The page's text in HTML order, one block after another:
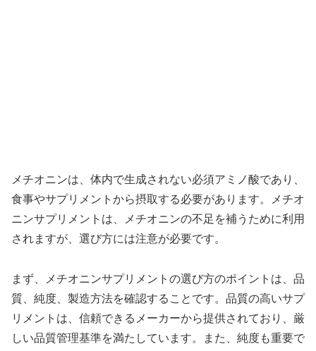
メチオニンは、体内で生成されない必須アミノ酸であり、
食事やサプリメントから摂取する必要があります。メチオ
ニンサプリメントは、メチオニンの不足を補うために利用
されますが、選び方には注意が必要です。
まず、メチオニンサプリメントの選び方のポイントは、品
質、純度、製造方法を確認することです。品質の高いサプ
リメントは、信頼できるメーカーから提供されており、厳
しい品質管理基準を満たしています。また、純度も重要で